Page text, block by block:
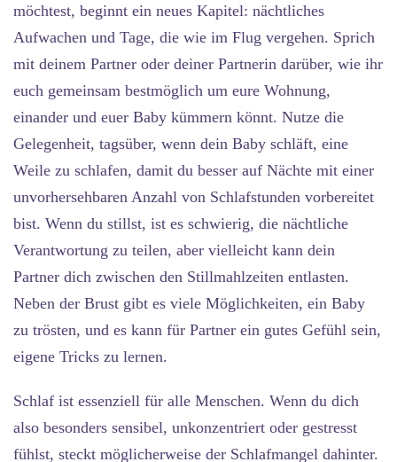
möchtest, beginnt ein neues Kapitel: nächtliches
Aufwachen und Tage, die wie im Flug vergehen. Sprich
mit deinem Partner oder deiner Partnerin darüber, wie ihr
euch gemeinsam bestmöglich um eure Wohnung,
einander und euer Baby kümmern könnt. Nutze die
Gelegenheit, tagsüber, wenn dein Baby schläft, eine
Weile zu schlafen, damit du besser auf Nächte mit einer
unvorhersehbaren Anzahl von Schlafstunden vorbereitet
bist. Wenn du stillst, ist es schwierig, die nächtliche
Verantwortung zu teilen, aber vielleicht kann dein
Partner dich zwischen den Stillmahlzeiten entlasten.
Neben der Brust gibt es viele Möglichkeiten, ein Baby
zu trösten, und es kann für Partner ein gutes Gefühl sein,
eigene Tricks zu lernen.
Schlaf ist essenziell für alle Menschen. Wenn du dich
also besonders sensibel, unkonzentriert oder gestresst
fühlst, steckt möglicherweise der Schlafmangel dahinter.